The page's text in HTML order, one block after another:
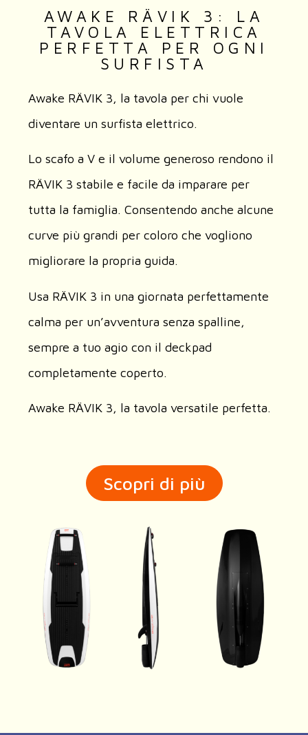
AWAKE RÄVIK 3: LA
TAVOLA ELETTRICA
PERFETTA PER OGNI
SURFISTA
Awake RÄVIK 3, la tavola per chi vuole
diventare un surfista elettrico.
Lo scafo a V e il volume generoso rendono il
RÄVIK 3 stabile e facile da imparare per
tutta la famiglia. Consentendo anche alcune
curve più grandi per coloro che vogliono
migliorare la propria guida.
Usa RÄVIK 3 in una giornata perfettamente
calma per un’avventura senza spalline,
sempre a tuo agio con il deckpad
completamente coperto.
Awake RÄVIK 3, la tavola versatile perfetta.
Scopri di più